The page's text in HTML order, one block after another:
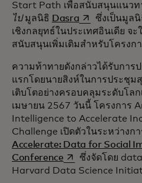
Start Path เพื่อสนับสนุนแนวท
ไปมูลนิธิ Dasraopens in a
ซึ่งเป็นมูล
เชิงกลยุทธ์ในประเทศอินเดีย จะ
สนับสนุนเพิ่มเติมสำหรับโครงก
ความท้าทายดังกล่าวได้รับการ
แรกโดยนายสิงห์ในการประชุม
เติบโตอย่างครอบคลุมระดับโล
เมษายน 2567 วันนี้ โครงการ
Intelligence to Accelerate
Challenge เปิดตัวในระหว่างก
Accelerate: Data for Social
Conferenceopens in a new
ซึ่งจัดโดย
Harvard Data Science